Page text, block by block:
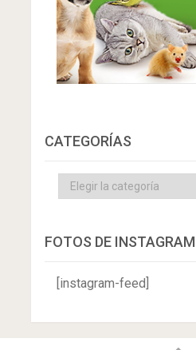
CATEGORÍAS
Categorías
FOTOS DE INSTAGRAM
[instagram-feed]